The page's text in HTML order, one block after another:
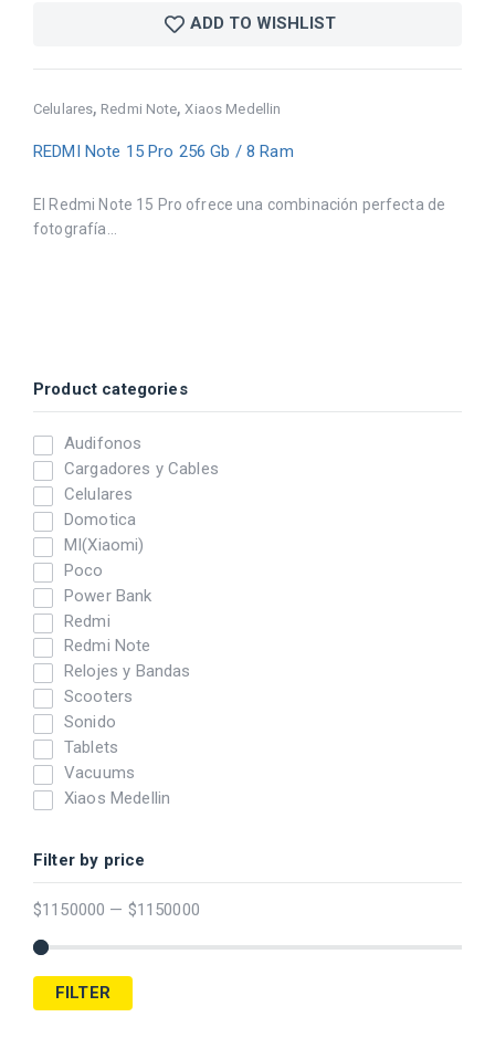
Product categories
Audifonos
Cargadores y Cables
Celulares
Domotica
MI(Xiaomi)
Poco
Power Bank
Redmi
Redmi Note
Relojes y Bandas
Scooters
Sonido
Tablets
Vacuums
Xiaos Medellin
Filter by price
$1150000 — $1150000
FILTER
Celulares, Redmi Note,Xiaos Medellin
REDMI Note 15 Pro 256 Gb / 8 Ram
El Redmi Note 15 Pro ofrece una combinación perfecta de
fotografía...
ADD TO WISHLIST